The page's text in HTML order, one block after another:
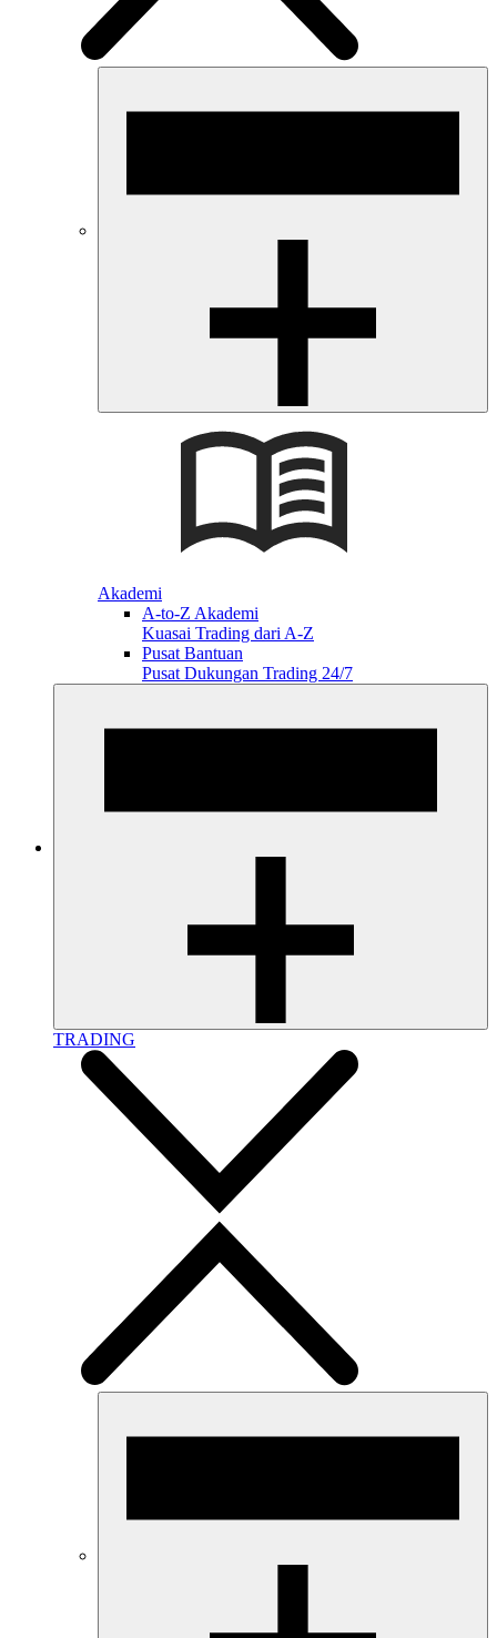
Akademi
A-to-Z Akademi
Kuasai Trading dari A-Z
Pusat Bantuan
Pusat Dukungan Trading 24/7
TRADING